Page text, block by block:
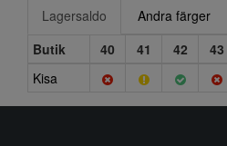
Lagersaldo
Andra färger
Butik
40 41 42 43
Kisa